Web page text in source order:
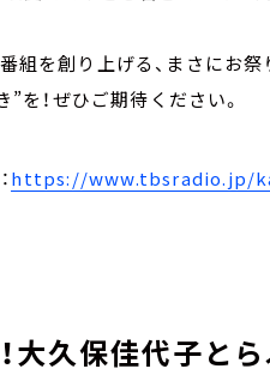
組を創り上げる、まさにお
を！ぜひご期待ください。
https://www.tbsradio.jp/
大久保佳代子と